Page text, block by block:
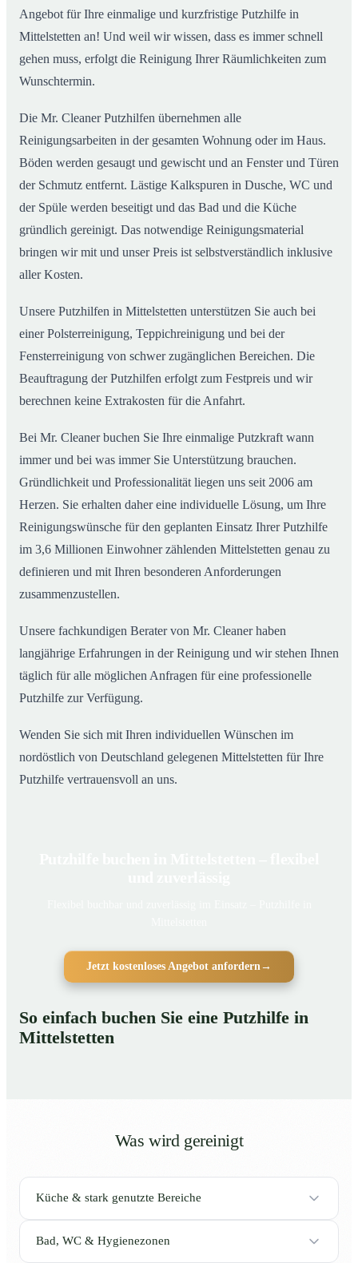
Angebot für Ihre einmalige und kurzfristige Putzhilfe in
Mittelstetten an! Und weil wir wissen, dass es immer schnell
gehen muss, erfolgt die Reinigung Ihrer Räumlichkeiten zum
Wunschtermin.
Die Mr. Cleaner Putzhilfen übernehmen alle
Reinigungsarbeiten in der gesamten Wohnung oder im Haus.
Böden werden gesaugt und gewischt und an Fenster und Türen
der Schmutz entfernt. Lästige Kalkspuren in Dusche, WC und
der Spüle werden beseitigt und das Bad und die Küche
gründlich gereinigt. Das notwendige Reinigungsmaterial
bringen wir mit und unser Preis ist selbstverständlich inklusive
aller Kosten.
Unsere Putzhilfen in Mittelstetten unterstützen Sie auch bei
einer Polsterreinigung, Teppichreinigung und bei der
Fensterreinigung von schwer zugänglichen Bereichen. Die
Beauftragung der Putzhilfen erfolgt zum Festpreis und wir
berechnen keine Extrakosten für die Anfahrt.
Bei Mr. Cleaner buchen Sie Ihre einmalige Putzkraft wann
immer und bei was immer Sie Unterstützung brauchen.
Gründlichkeit und Professionalität liegen uns seit 2006 am
Herzen. Sie erhalten daher eine individuelle Lösung, um Ihre
Reinigungswünsche für den geplanten Einsatz Ihrer Putzhilfe
im 3,6 Millionen Einwohner zählenden Mittelstetten genau zu
definieren und mit Ihren besonderen Anforderungen
zusammenzustellen.
Unsere fachkundigen Berater von Mr. Cleaner haben
langjährige Erfahrungen in der Reinigung und wir stehen Ihnen
täglich für alle möglichen Anfragen für eine professionelle
Putzhilfe zur Verfügung.
Wenden Sie sich mit Ihren individuellen Wünschen im
nordöstlich von Deutschland gelegenen Mittelstetten für Ihre
Putzhilfe vertrauensvoll an uns.
Jetzt kostenloses Angebot anfordern →
So einfach buchen Sie eine Putzhilfe in
Mittelstetten
Was wird gereinigt
Küche & stark genutzte Bereiche
Bad, WC & Hygienezonen